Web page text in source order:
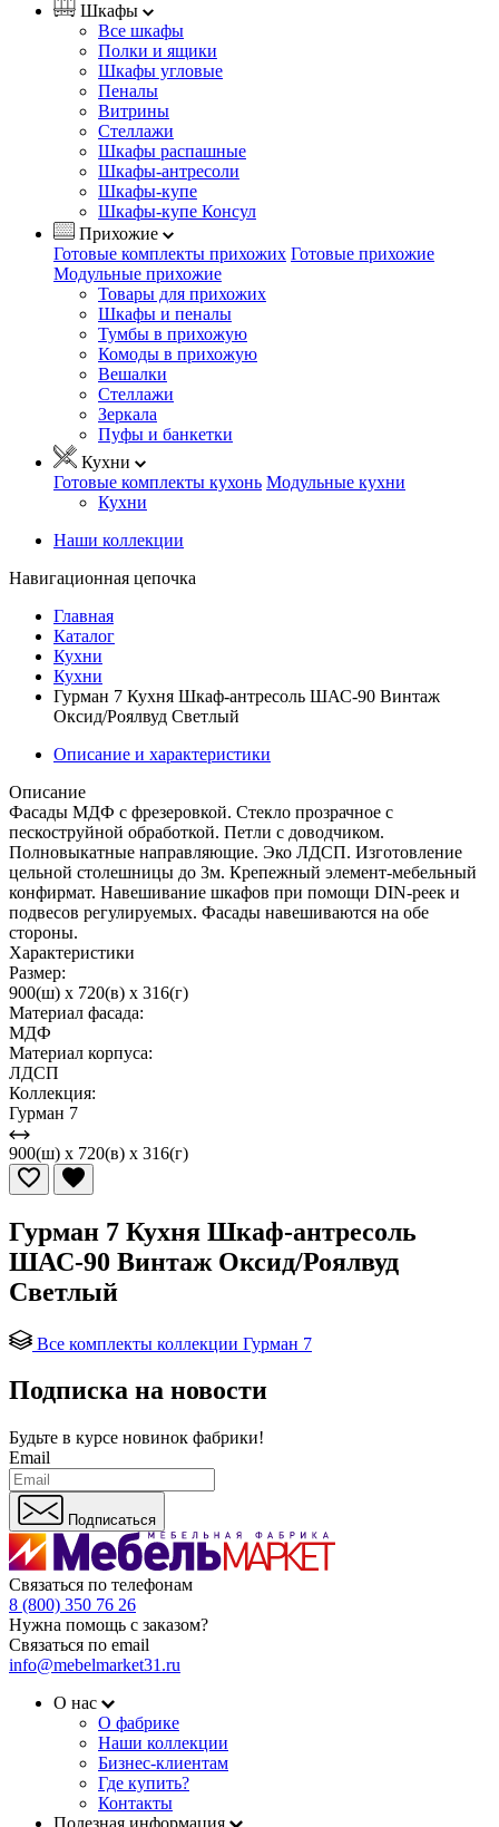
Шкафы
Все шкафы
Полки и ящики
Шкафы угловые
Пеналы
Витрины
Стеллажи
Шкафы распашные
Шкафы-антресоли
Шкафы-купе
Шкафы-купе Консул
Прихожие
Готовые комплекты прихожих Готовые прихожие
Модульные прихожие
Товары для прихожих
Шкафы и пеналы
Тумбы в прихожую
Комоды в прихожую
Вешалки
Стеллажи
Зеркала
Пуфы и банкетки
Кухни
Готовые комплекты кухонь Модульные кухни
Кухни
Наши коллекции
Навигационная цепочка
Главная
Каталог
Кухни
Кухни
Гурман 7 Кухня Шкаф-антресоль ШАС-90 Винтаж
Оксид/Роялвуд Светлый
Описание и характеристики
Описание
Фасады МДФ с фрезеровкой. Стекло прозрачное с
пескоструйной обработкой. Петли с доводчиком.
Полновыкатные направляющие. Эко ЛДСП. Изготовление
цельной столешницы до 3м. Крепежный элемент-мебельный
конфирмат. Навешивание шкафов при помощи DIN-реек и
подвесов регулируемых. Фасады навешиваются на обе
стороны.
Характеристики
Размер:
900(ш) x 720(в) x 316(г)
Материал фасада:
МДФ
Материал корпуса:
ЛДСП
Коллекция:
Гурман 7
900(ш) x 720(в) x 316(г)
Гурман 7 Кухня Шкаф-антресоль
ШАС-90 Винтаж Оксид/Роялвуд
Светлый
Все комплекты коллекции Гурман 7
Подписка на новости
Будьте в курсе новинок фабрики!
Email
Подписаться
Связаться по телефонам
8 (800) 350 76 26
Нужна помощь с заказом?
Связаться по email
info@mebelmarket31.ru
О нас
О фабрике
Наши коллекции
Бизнес-клиентам
Где купить?
Контакты